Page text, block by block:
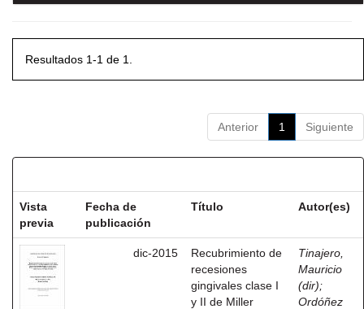
Resultados 1-1 de 1.
Anterior 1 Siguiente
Vista
previa
Fecha de
publicación
Título Autor(es)
dic-2015
Recubrimiento de
recesiones
gingivales clase I
y II de Miller
Tinajero,
Mauricio
(dir);
Ordóñez